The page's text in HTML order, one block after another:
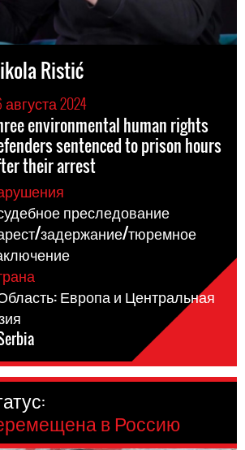
Ristić
августа 2024
environmental human rights
sentenced to prison hours
their arrest
преследование
задержание/тюремное
Европа и Центральная
в Россию